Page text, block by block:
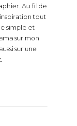
Au fil de
tout
simple et
sur mon
sur une